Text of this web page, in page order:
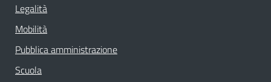
Legalità
Mobilità
Pubblica amministrazione
Scuola